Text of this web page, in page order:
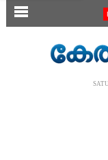
SECTIONS